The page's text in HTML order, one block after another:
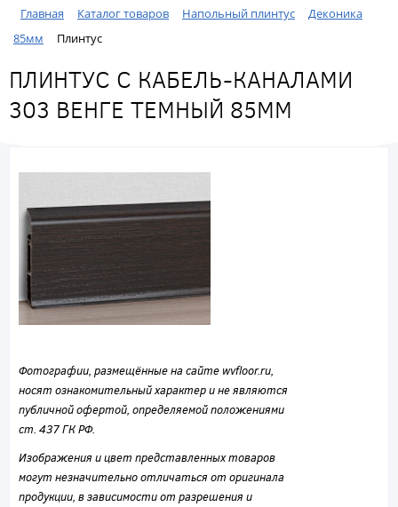
Главная Каталог товаров Напольный плинтус
Деконика
85мм
Плинтус
ПЛИНТУС С КАБЕЛЬ-КАНАЛАМИ
303 ВЕНГЕ ТЕМНЫЙ 85ММ
Фотографии, размещённые на сайте wvfloor.ru,
носят ознакомительный характер и не являются
публичной офертой, определяемой положениями
ст. 437 ГК РФ.
Изображения и цвет представленных товаров
могут незначительно отличаться от оригинала
продукции, в зависимости от разрешения и